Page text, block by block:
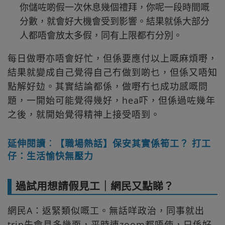
你儲咗啲假一次休息幾個禮拜，你呢一段時間嘅
分數，就會好大機會受到影響。結果就係大部分
人都唔會放太多假，同有上限都冇分別。
每日做嘢亦唔會好忙，但係要應付以上嘅麻煩嘢，
結果就變成自己覺得自己冇做到啲乜，但係又唔知
點解好攰。其實結論都係，做嘢冇乜成功感嘅問
題，一開始可能覺得幾好，hea吓，但係過咗幾年
之後，就開始覺得精神上接受唔到。
延伸閱讀︰【職場熱話】保安其實係筍工？ 打工
仔：生活愉快無壓力
過試用想請假見工｜網民又點睇？
網民A：返緊類似嘅工。無話咩政治，同事就出